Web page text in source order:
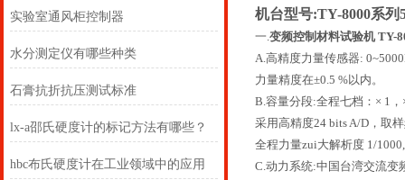
实验室通风柜控制器
水分测定仪有哪些种类
石膏抗折抗压测试标准
lx-a邵氏硬度计的标记方法有哪些？
hbc布氏硬度计在工业领域中的应用
机台型号:TY-8000系列
一.变频控制 材料试验机TY-
A.高精度力量传感器:
力量精度在±0.5 %以内。
B.容量分段:全程七档：× 1
采用高精度24 bits A/D，取
全程力量zui大解析度 1/
C.动力系统:中国台湾交流变